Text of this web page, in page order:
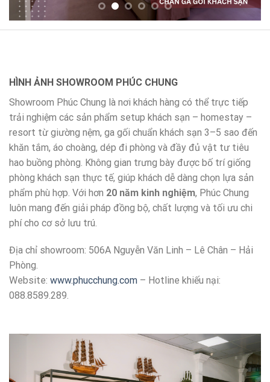
HÌNH ẢNH SHOWROOM PHÚC CHUNG
Showroom Phúc Chung là nơi khách hàng có thể trực tiếp
trải nghiệm các sản phẩm setup khách sạn – homestay –
resort từ giường nệm, ga gối chuẩn khách sạn 3–5 sao đến
khăn tắm, áo choàng, dép đi phòng và đầy đủ vật tư tiêu
hao buồng phòng. Không gian trưng bày được bố trí giống
phòng khách sạn thực tế, giúp khách dễ dàng chọn lựa sản
phẩm phù hợp. Với hơn 20 năm kinh nghiệm, Phúc Chung
luôn mang đến giải pháp đồng bộ, chất lượng và tối ưu chi
phí cho cơ sở lưu trú.
Địa chỉ showroom: 506A Nguyễn Văn Linh – Lê Chân – Hải
Phòng.
Website: www.phucchung.com – Hotline khiếu nại:
088.8589.289.